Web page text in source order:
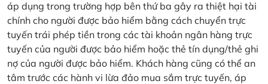
áp dụng trong trường hợp bên thứ ba gây ra thiệt hại tài
chính cho người được bảo hiểm bằng cách chuyển trực
tuyến trái phép tiền trong các tài khoản ngân hàng trực
tuyến của người được bảo hiểm hoặc thẻ tín dụng/thẻ ghi
nợ của người được bảo hiểm. Khách hàng cũng có thể an
tâm trước các hành vi lừa đảo mua sắm trực tuyến, áp